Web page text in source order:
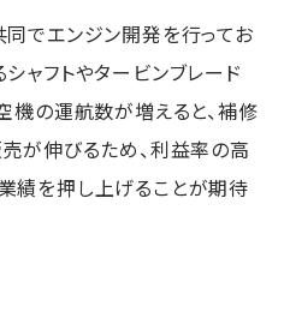
同でエンジン開発を行ってお
ャフトやタービンブレード
機の運航数が増えると、補修
が伸びるため、利益率の高
績を押し上げることが期待